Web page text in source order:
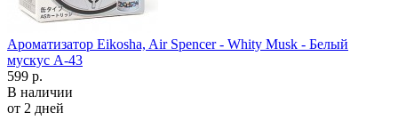
Ароматизатор Eikosha, Air Spencer - Whity Musk - Белый
мускус A-43
599 р.
В наличии
от 2 дней